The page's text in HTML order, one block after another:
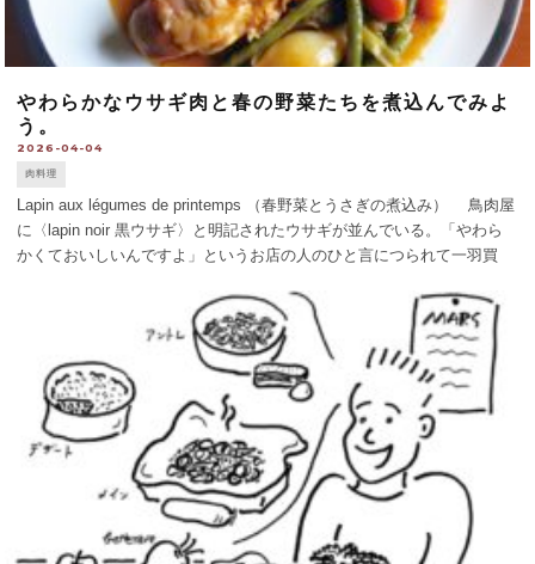
やわらかなウサギ肉と春の野菜たちを煮込んでみよ
う。
2026-04-04
肉料理
Lapin aux légumes de printemps （春野菜とうさぎの煮込み） 鳥肉屋
に〈lapin noir 黒ウサギ〉と明記されたウサギが並んでいる。「やわら
かくておいしいんですよ」というお店の人のひと言につられて一羽買